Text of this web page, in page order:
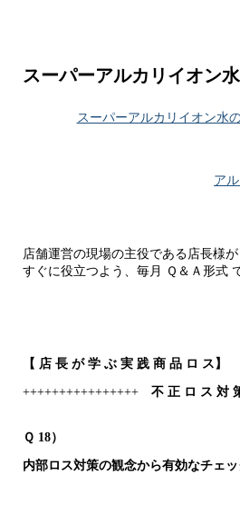
スーパーアルカリイオン水
スーパーアルカリイオン水
ア
店舗運営の現場の主役である店長様
すぐに役立つよう、毎月 Ｑ＆Ａ形式
【 店 長 が 学 ぶ 実 践 商 品 ロ ス 】
++++++++++++++++ 不 正 ロ ス 対
Ｑ 18）
内部ロス対策の観念から有効なチェ